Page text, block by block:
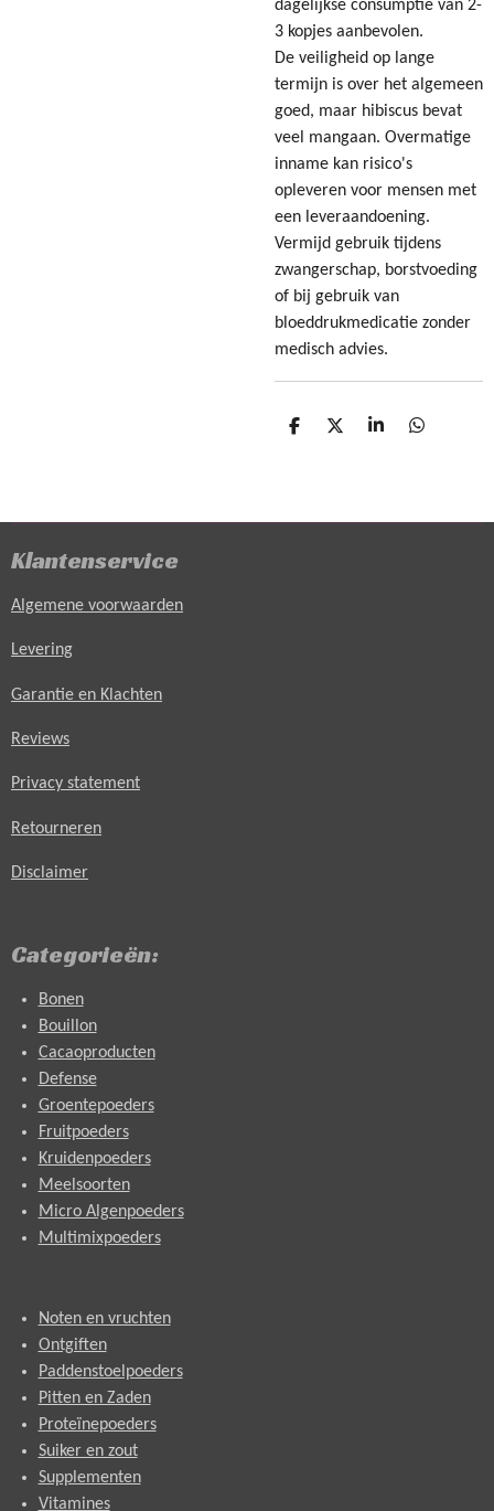
dagelijkse consumptie van 2-
3 kopjes aanbevolen.
De veiligheid op lange
termijn is over het algemeen
goed, maar hibiscus bevat
veel mangaan. Overmatige
inname kan risico's
opleveren voor mensen met
een leveraandoening.
Vermijd gebruik tijdens
zwangerschap, borstvoeding
of bij gebruik van
bloeddrukmedicatie zonder
medisch advies.
D
D
S
D
Klantenservice
Algemene voorwaarden
Levering
Garantie en Klachten
Reviews
Privacy statement
Retourneren
Disclaimer
Categorieën:
Bonen
Bouillon
Cacaoproducten
Defense
Groentepoeders
Fruitpoeders
Kruidenpoeders
Meelsoorten
Micro Algenpoeders
Multimixpoeders
Noten en vruchten
Ontgiften
Paddenstoelpoeders
Pitten en Zaden
Proteïnepoeders
Suiker en zout
Supplementen
Vitamines